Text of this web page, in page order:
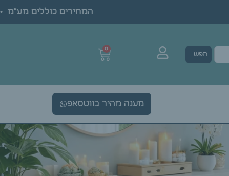
המחירים כוללים מע"מ •
חפש
0
מענה מהיר בווטסאפ